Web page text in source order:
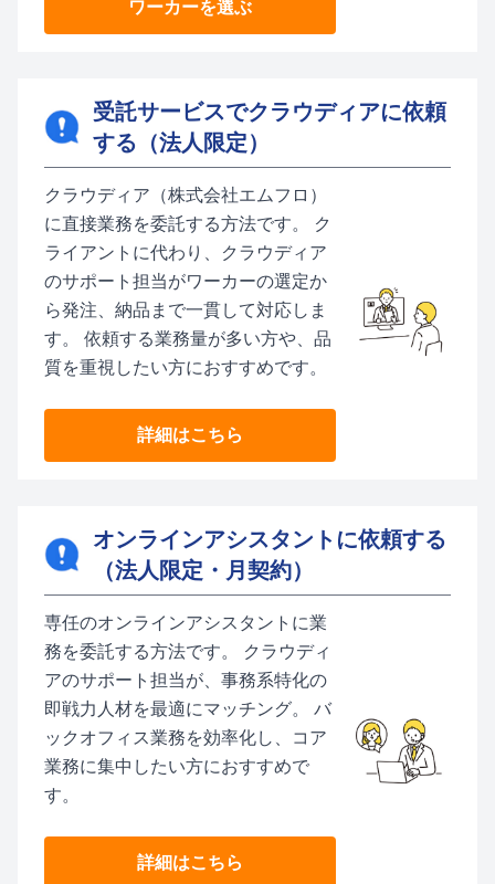
ワーカーを選ぶ
受託サービスでクラウディアに依頼
する（法人限定）
クラウディア（株式会社エムフロ）
に直接業務を委託する方法です。 ク
ライアントに代わり、クラウディア
のサポート担当がワーカーの選定か
ら発注、納品まで一貫して対応しま
す。 依頼する業務量が多い方や、品
質を重視したい方におすすめです。
詳細はこちら
オンラインアシスタントに依頼する
（法人限定・月契約）
専任のオンラインアシスタントに業
務を委託する方法です。 クラウディ
アのサポート担当が、事務系特化の
即戦力人材を最適にマッチング。 バ
ックオフィス業務を効率化し、コア
業務に集中したい方におすすめで
す。
詳細はこちら